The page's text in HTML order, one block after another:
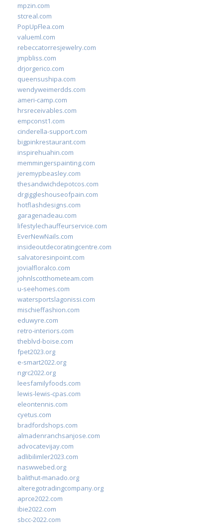
mpzin.com
stcreal.com
PopUpFlea.com
valueml.com
rebeccatorresjewelry.com
jmpbliss.com
drjorgerico.com
queensushipa.com
wendyweimerdds.com
ameri-camp.com
hrsreceivables.com
empconst1.com
cinderella-support.com
bigpinkrestaurant.com
inspirehuahin.com
memmingerspainting.com
jeremypbeasley.com
thesandwichdepotcos.com
drgiggleshouseofpain.com
hotflashdesigns.com
garagenadeau.com
lifestylechauffeurservice.com
EverNewNails.com
insideoutdecoratingcentre.com
salvatoresinpoint.com
jovialfloralco.com
johnlscotthometeam.com
u-seehomes.com
watersportslagonissi.com
mischieffashion.com
eduwyre.com
retro-interiors.com
theblvd-boise.com
fpet2023.org
e-smart2022.org
ngrc2022.org
leesfamilyfoods.com
lewis-lewis-cpas.com
eleontennis.com
cyetus.com
bradfordshops.com
almadenranchsanjose.com
advocatevijay.com
adlibilimler2023.com
naswwebed.org
balithut-manado.org
alteregotradingcompany.org
aprce2022.com
ibie2022.com
sbcc-2022.com